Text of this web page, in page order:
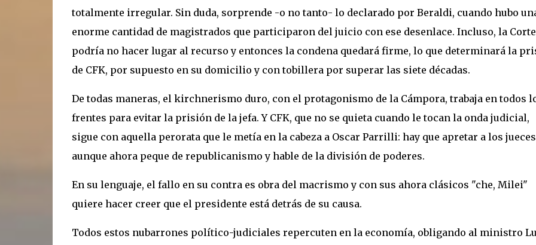
totalmente irregular. Sin duda, sorprende -o no tanto- lo declarado por Beraldi, cuando hubo
enorme cantidad de magistrados que participaron del juicio con ese desenlace. Incluso, la Corte
podría no hacer lugar al recurso y entonces la condena quedará firme, lo que determinará la
de CFK, por supuesto en su domicilio y con tobillera por superar las siete décadas.
De todas maneras, el kirchnerismo duro, con el protagonismo de la Cámpora, trabaja en todos
frentes para evitar la prisión de la jefa. Y CFK, que no se quieta cuando le tocan la onda judicial,
sigue con aquella perorata que le metía en la cabeza a Oscar Parrilli: hay que apretar a los
aunque ahora peque de republicanismo y hable de la división de poderes.
En su lenguaje, el fallo en su contra es obra del macrismo y con sus ahora clásicos "che, Milei"
quiere hacer creer que el presidente está detrás de su causa.
Todos estos nubarrones político-judiciales repercuten en la economía, obligando al ministro